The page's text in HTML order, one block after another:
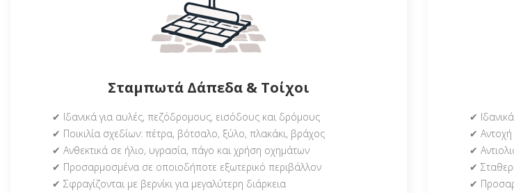
Σταμπωτά Δάπεδα & Τοίχοι
✔ Ιδανικά για αυλές, πεζόδρομους, εισόδους και δρόμους
✔ Ποικιλία σχεδίων: πέτρα, βότσαλο, ξύλο, πλακάκι, βράχος
✔ Ανθεκτικά σε ήλιο, υγρασία, πάγο και χρήση οχημάτων
✔ Προσαρμοσμένα σε οποιοδήποτε εξωτερικό περιβάλλον
✔ Σφραγίζονται με βερνίκι για μεγαλύτερη διάρκεια
✔
✔ Αντοχή
✔
✔
✔